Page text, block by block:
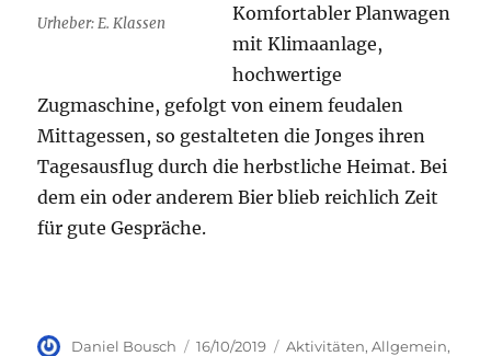
Urheber: E. Klassen
Komfortabler Planwagen
mit Klimaanlage,
hochwertige
Zugmaschine, gefolgt von einem feudalen
Mittagessen, so gestalteten die Jonges ihren
Tagesausflug durch die herbstliche Heimat. Bei
dem ein oder anderem Bier blieb reichlich Zeit
für gute Gespräche.
Autor
Daniel Bousch
Veröffentlicht
16/10/2019 Kategorien
Aktivitäten,Allgemein,